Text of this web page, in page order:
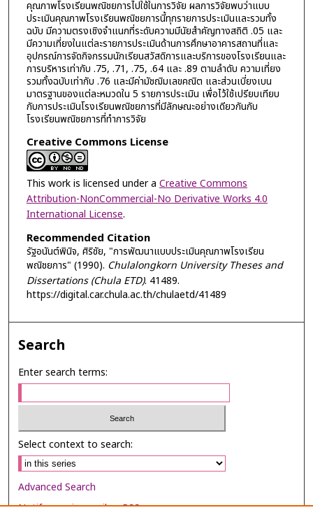
คุณภาพโรงเรียนพณิชยการไปใช้ในการวิจัย ผลการวิจัยพบว่าแบบ
ประเมินคุณภาพโรงเรียนพณิชยการนี้ทุกรายการประเมินและรวมทั้ง
ฉบับ มีความตรงเชิงจำแนกที่ระดับความมีนัยสำคัญทางสถิติ .05 และ
มีความเที่ยงในแต่ละรายการประเมินด้านการศึกษาอาคารสถานที่และ
อุปกรณ์การจัดกิจกรรมนักเรียนสวัสดิการและบริการของโรงเรียนและ
การบริหารเท่ากับ .75, .71, .75, .64 และ .89 ตามลำดับ ความเที่ยง
รวมทั้งฉบับเท่ากับ .76 และมีค่ามัชฌิมเลขคณิต และส่วนเบี่ยงเบน
มาตรฐานของแต่ละหมวดใน 5 รายการประเมิน เพื่อไว้ใช้เปรียบเทียบ
กับการประเมินโรงเรียนพณิชยการที่มีลักษณะอย่างเดียวกันกับ
โรงเรียนพณิชยการที่ทำการวิจัย
Creative Commons License
This work is licensed under a Creative Commons
Attribution-NonCommercial-No Derivative Works 4.0
International License.
Recommended Citation
รัฐอนันต์พินิจ, ศิริชัย, "การพัฒนาแบบประเมินคุณภาพโรงเรียน
พณิชยการ" (1990). Chulalongkorn University Theses and
Dissertations (Chula ETD). 41489.
https://digital.car.chula.ac.th/chulaetd/41489
Search
Enter search terms:
Select context to search:
Advanced Search